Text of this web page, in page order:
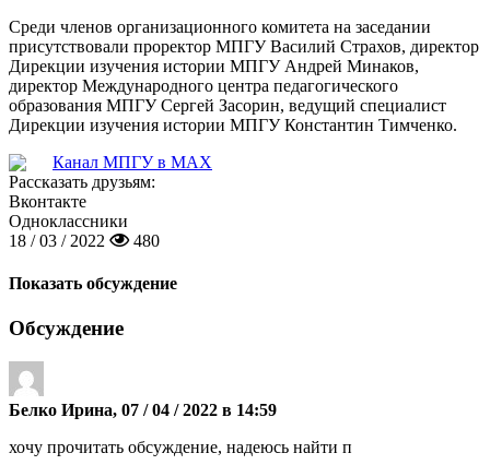
Среди членов организационного комитета на заседании
присутствовали проректор МПГУ Василий Страхов, директор
Дирекции изучения истории МПГУ Андрей Минаков,
директор Международного центра педагогического
образования МПГУ Сергей Засорин, ведущий специалист
Дирекции изучения истории МПГУ Константин Тимченко.
Канал МПГУ в MAX
Рассказать друзьям:
Вконтакте
Одноклассники
18 / 03 / 2022
480
Показать обсуждение
Обсуждение
Белко Ирина, 07 / 04 / 2022 в 14:59
хочу прочитать обсуждение, надеюсь найти п